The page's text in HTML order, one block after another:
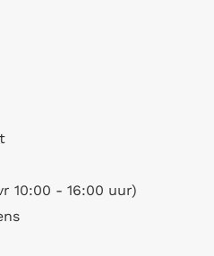
10:00 - 16:00 uur)